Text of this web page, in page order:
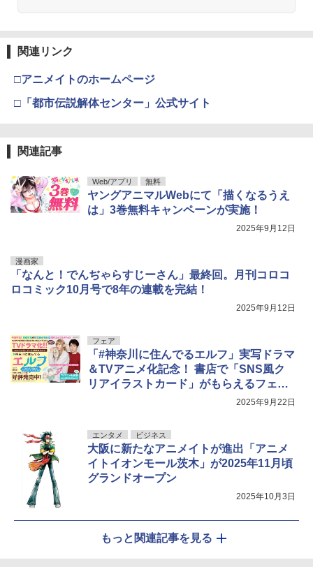
関連リンク
□アニメイトのホームページ
□「都市伝説解体センター」公式サイト
関連記事
Web/アプリ 無料
ヤングアニマルWebにて「描くなるうえ
は」3巻無料キャンペーンが実施！
2025年9月12日
漫画家
「なんと！でんぢゃらすじーさん」最終回。月刊コロコ
ロコミック10月号で8年の連載を完結！
2025年9月12日
フェア
「#神奈川に住んでるエルフ」実写ドラマ
＆TVアニメ化記念！ 書店で「SNS風ク
リアイラストカード」がもらえるフェア
2025年9月22日
エンタメ ビジネス
大阪に新たなアニメイトが進出「アニメ
イトイオンモール茨木」が2025年11月頃
グランドオープン
2025年10月3日
もっと関連記事を見る